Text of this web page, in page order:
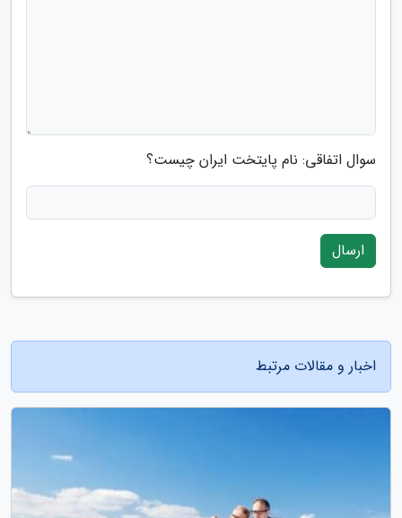
سوال اتفاقی: نام پایتخت ایران چیست؟
ارسال
اخبار و مقالات مرتبط